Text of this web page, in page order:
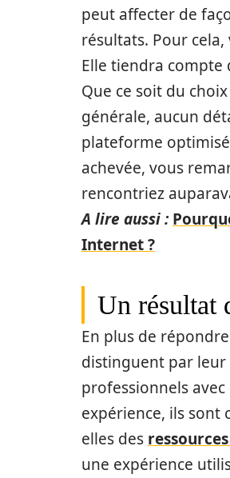
peut affecter de
résultats. Pour
Elle tiendra compte
Que ce soit du
générale, aucun
plateforme
achevée, vous
rencontriez
A lire aussi :
Internet ?
Un résultat
En plus de
distinguent par leur
professionnels
expérience, ils sont
elles des
une expérience